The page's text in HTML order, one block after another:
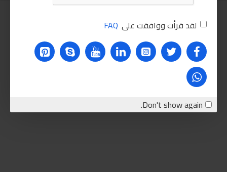
لقد قرأت ووافقت على FAQ
Don't show again.